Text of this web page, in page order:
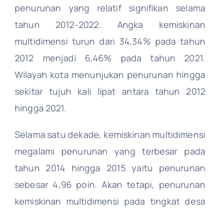
Riau
Jambi
Sumatera Selatan
Lampung
Bangka Belitung
penurunan yang relatif signifikan selama
tahun 2012-2022. Angka kemiskinan
multidimensi turun dari 34,34% pada tahun
2012 menjadi 6,46% pada tahun 2021.
Wilayah kota menunjukan penurunan hingga
sekitar tujuh kali lipat antara tahun 2012
hingga 2021.
Selama satu dekade, kemiskinan multidimensi
megalami penurunan yang terbesar pada
tahun 2014 hingga 2015 yaitu penurunan
sebesar 4,96 poin. Akan tetapi, penurunan
kemiskinan multidimensi pada tingkat desa